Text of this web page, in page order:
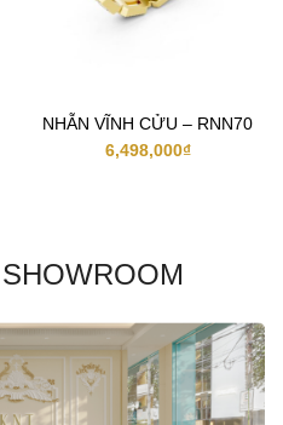
NHẪN VĨNH CỬU – RNN70
6,498,000₫